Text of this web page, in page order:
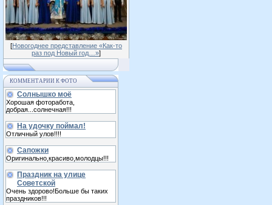
[Новогоднее представление «Как-то
раз под Новый год…»]
КОММЕНТАРИИ К ФОТО
Солнышко моё
Хорошая фоторабота,
добрая...солнечная!!!
На удочку поймал!
Отличный улов!!!!
Сапожки
Оригинально,красиво,молодцы!!!
Праздник на улице
Советской
Очень здорово!Больше бы таких
праздников!!!